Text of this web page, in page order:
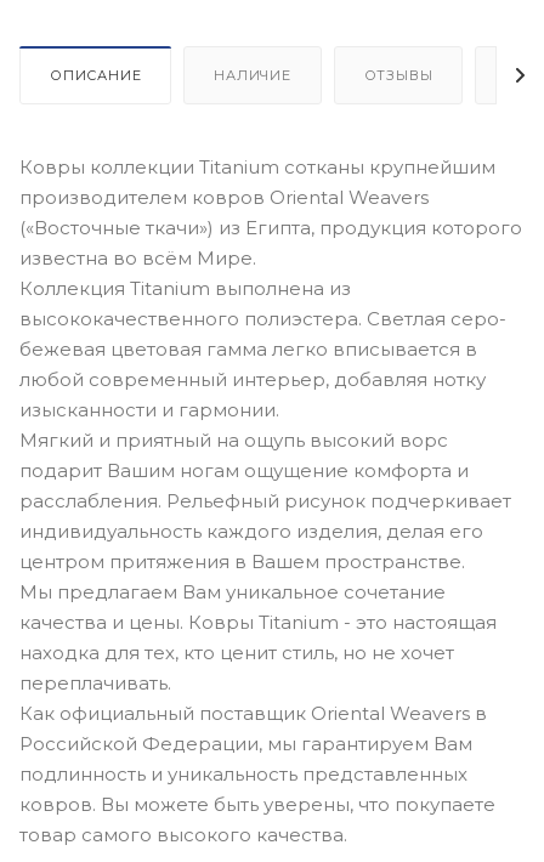
ОПИСАНИЕ НАЛИЧИЕ ОТЗЫВЫ
Ковры коллекции Titanium сотканы крупнейшим
производителем ковров Oriental Weavers
(«Восточные ткачи») из Египта, продукция которого
известна во всём Мире.
Коллекция Titanium выполнена из
высококачественного полиэстера. Светлая серо-
бежевая цветовая гамма легко вписывается в
любой современный интерьер, добавляя нотку
изысканности и гармонии.
Мягкий и приятный на ощупь высокий ворс
подарит Вашим ногам ощущение комфорта и
расслабления. Рельефный рисунок подчеркивает
индивидуальность каждого изделия, делая его
центром притяжения в Вашем пространстве.
Мы предлагаем Вам уникальное сочетание
качества и цены. Ковры Titanium - это настоящая
находка для тех, кто ценит стиль, но не хочет
переплачивать.
Как официальный поставщик Oriental Weavers в
Российской Федерации, мы гарантируем Вам
подлинность и уникальность представленных
ковров. Вы можете быть уверены, что покупаете
товар самого высокого качества.